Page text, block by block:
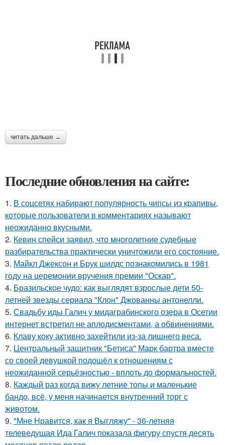
читать дальше →
Последние обновления на сайте:
1. В соцсетях набирают популярность чипсы из крапивы,
которые пользователи в комментариях называют
неожиданно вкусными.
2. Кевин спейси заявил, что многолетние судебные
разбирательства практически уничтожили его состояние.
3. Майкл Джексон и Брук шилдс познакомились в 1981
году на церемонии вручения премии "Оскар".
4. Бразильское чудо: как выглядят взрослые дети 50-
летней звезды сериала "Клон" Джованны антонелли.
5. Свадьбу иды Галич у мидаграбинского озера в Осетии
интернет встретил не аплодисментами, а обвинениями.
6. Клаву коку активно захейтили из-за лишнего веса.
7. Центральный защитник "Бетиса" Марк бартра вместе
со своей девушкой подошёл к отношениям с
неожиданной серьёзностью - вплоть до формальностей.
8. Каждый раз когда вижу летние топы и маленькие
бандо, всё, у меня начинается внутренний торг с
животом.
9. "Мне Нравится, как я Выгляжу" - 36-летняя
телеведущая Ида Галич показала фигуру спустя десять